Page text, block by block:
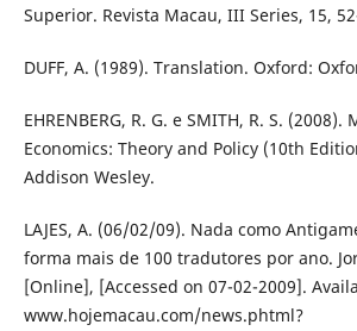
Superior. Revista Macau, III Series, 15,
DUFF, A. (1989). Translation. Oxford:
EHRENBERG, R. G. e SMITH, R. S.
Economics: Theory and Policy (10th
Addison Wesley.
LAJES, A. (06/02/09). Nada como
forma mais de 100 tradutores por ano.
[Online], [Accessed on 07-02-2009].
www.hojemacau.com/news.phtml?